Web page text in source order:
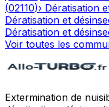
(02110)› Dératisation
Dératisation et
Dératisation et
Voir toutes les
Extermination de